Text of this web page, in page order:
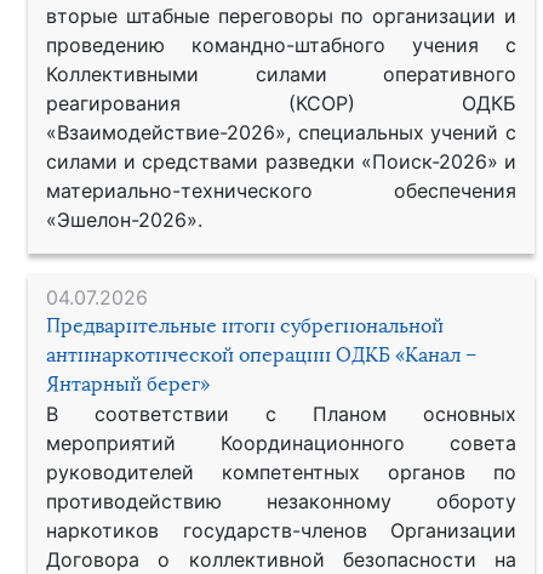
вторые штабные переговоры по организации и
проведению командно-штабного учения с
Коллективными силами оперативного
реагирования (КСОР) ОДКБ
«Взаимодействие-2026», специальных учений с
силами и средствами разведки «Поиск-2026» и
материально-технического обеспечения
«Эшелон-2026».
04.07.2026
Предварительные итоги субрегиональной
антинаркотической операции ОДКБ «Канал –
Янтарный берег»
В соответствии с Планом основных
мероприятий Координационного совета
руководителей компетентных органов по
противодействию незаконному обороту
наркотиков государств-членов Организации
Договора о коллективной безопасности на